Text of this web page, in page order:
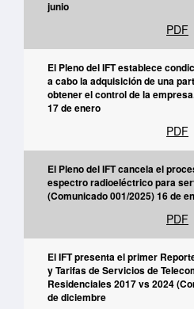
junio
PDF
El Pleno del IFT establece
a cabo la adquisición de una
obtener el control de la
17 de enero
PDF
El Pleno del IFT cancela el
espectro radioeléctrico para
(Comunicado 001/2025) 16 de
PDF
El IFT presenta el primer
y Tarifas de Servicios de
Residenciales 2017 vs 2024
de diciembre